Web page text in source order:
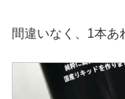
間違いなく、1本あ